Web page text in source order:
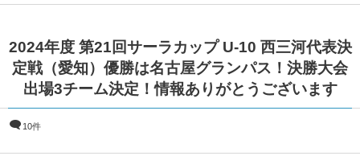
2024年度 第21回サーラカップ U-10 西三河代表決
定戦（愛知）優勝は名古屋グランパス！決勝大会
出場3チーム決定！情報ありがとうございます
10件